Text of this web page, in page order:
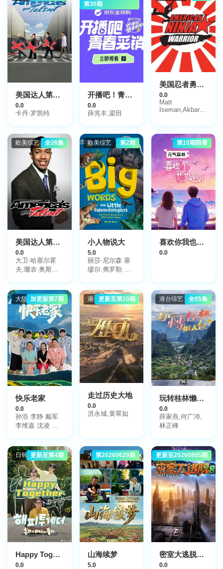
美国达人第六季
0.0
卡丹·罗凯特
第30期
开播吧！青春采销第二季
0.0
薛兆丰,梁田
美国忍者勇士第一季
0.0
Matt
Iseman,Akbar
Brown
欧美综艺 全26集
美国达人第四季
0.0
大卫·哈塞尔霍
夫,珊农·奥斯博
欧美综艺 第2期
小人物说大
5.0
丽莎·尼尔森 塞
缪尔·弗罗勒 玛
尤尔根·托尔松
第10期陪看
喜欢你我也是第6季
0.0
大陆综艺加更版第7期
快乐老家
0.0
孙浩 李静 戴军
李维嘉 沈凌 吴
港台综艺更新至第10期
走过历史大地
0.0
洪永城,黄翠如
港台综艺 全05集
玩转桂林懒人包
0.0
薛家燕,何广沛,
林正峰
日韩综艺更新至第4期
Happy Together-不是一个人真好
0.0
大陆综艺
第20260629期
山海续梦
5.0
大陆综艺
更新至20260805期
密室大逃脱第8季大神版
0.0